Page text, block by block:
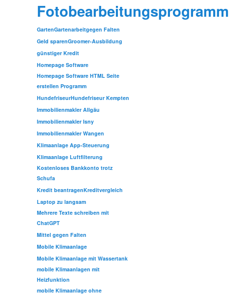
Fotobearbeitungsprogramm
GartenGartenarbeitgegen Falten
Geld sparenGroomer-Ausbildung
günstiger Kredit
Homepage Software
Homepage Software HTML Seite
erstellen Programm
HundefriseurHundefriseur Kempten
Immobilienmakler Allgäu
Immobilienmakler Isny
Immobilienmakler Wangen
Klimaanlage App-Steuerung
Klimaanlage Luftfilterung
Kostenloses Bankkonto trotz
Schufa
Kredit beantragenKreditvergleich
Laptop zu langsam
Mehrere Texte schreiben mit
ChatGPT
Mittel gegen Falten
Mobile Klimaanlage
Mobile Klimaanlage mit Wassertank
mobile Klimaanlagen mit
Heizfunktion
mobile Klimaanlage ohne